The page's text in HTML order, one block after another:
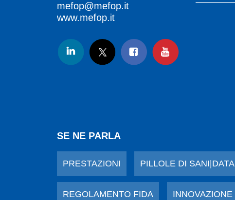
mefop@mefop.it
www.mefop.it
SE NE PARLA
PRESTAZIONI PILLOLE DI SANI|DATA
REGOLAMENTO FIDA INNOVAZIONE